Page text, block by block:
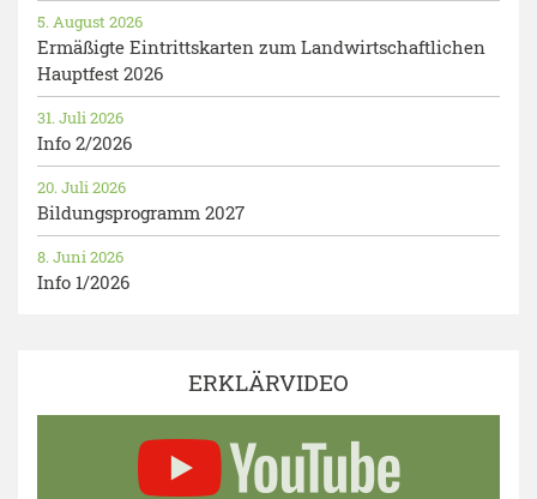
Ermäßigte Eintrittskarten zum Landwirtschaftlichen
Hauptfest 2026
5. August 2026
Info 2/2026
31. Juli 2026
Bildungsprogramm 2027
20. Juli 2026
Info 1/2026
8. Juni 2026
ERKLÄRVIDEO